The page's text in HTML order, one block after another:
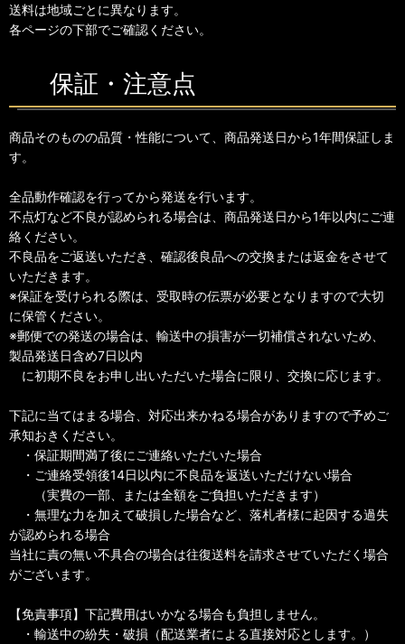
送料は地域ごとに異なります。
各ページの下部でご確認ください。
保証・注意点
商品そのものの品質・性能について、商品発送日から1年間保証しま
す。
全品動作確認を行ってから発送を行います。
不点灯など不良が認められる場合は、商品発送日から1年以内にご連
絡ください。
不良品をご返送いただき、確認後良品への交換または返金をさせて
いただきます。
※保証を受けられる際は、受取時の伝票が必要となりますので大切
に保管ください。
※郵便での発送の場合は、輸送中の損害が一切補償されないため、
製品発送日含め7日以内
に初期不良をお申し出いただいた場合に限り、交換に応じます。
下記に当てはまる場合、対応出来かねる場合がありますので予めご
承知おきください。
・保証期間満了後にご連絡いただいた場合
・ご連絡受領後14日以内に不良品を返送いただけない場合
（実費の一部、または全額をご負担いただきます）
・無理な力を加えて破損した場合など、落札者様に起因する過失
が認められる場合
当社に責の無い不具合の場合は往復送料を請求させていただく場合
がございます。
【免責事項】下記費用はいかなる場合も負担しません。
・輸送中の紛失・破損（配送業者による直接対応とします。）